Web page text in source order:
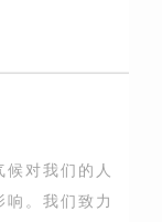
对我们的人
响。我们致力